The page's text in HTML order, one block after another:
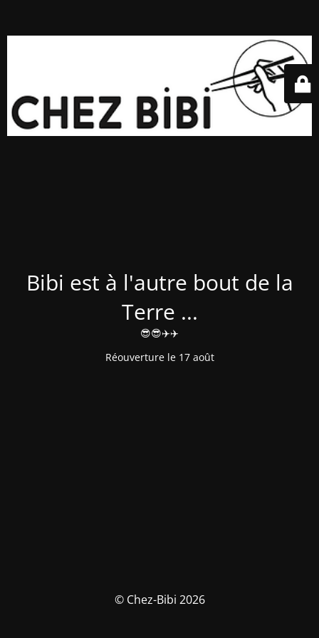
Bibi est à l'autre bout de la
Terre ...
😎😎✈️✈️
Réouverture le 17 août
© Chez-Bibi 2026